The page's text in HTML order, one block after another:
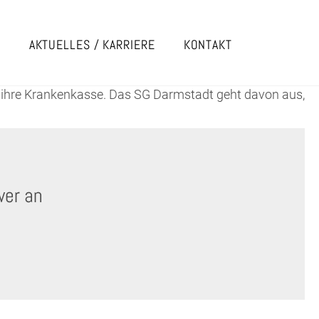
AKTUELLES / KARRIERE KONTAKT
Krankenkasse. Das SG Darmstadt geht davon aus,
an